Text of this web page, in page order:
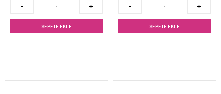
SEPETE EKLE SEPETE EKLE